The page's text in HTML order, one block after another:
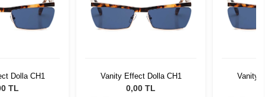
Dolla CH1
TL
Vanity Effect Dolla CH1
0,00 TL
Vanity